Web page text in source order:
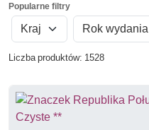
Popularne filtry
Kraj Rok wydania
Liczba produktów: 1528